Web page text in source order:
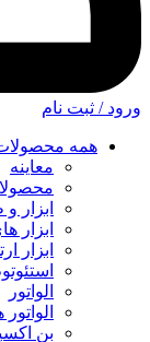
ورود / ثبت نام
همه
معاینه
ابزار
ابزار
ابزار
الواتور
بن